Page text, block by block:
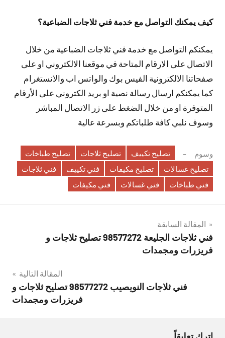
كيف يمكنك التواصل مع خدمة فني ثلاجات الضباعية؟
يمكنكم التواصل مع خدمة فني ثلاجات الضباعية من خلال
الاتصال على الارقام المتاحة في موقعنا الالكتروني او على
صفحاتنا الالكترونية الفيس بوك والواتس اب والانستغرام
كما يمكنكم ارسال رسالة نصية او بريد الكتروني على الأرقام
المتوفرة او من خلال الضغط على زر الاتصال المباشر
وسوف نلبي كافة طلباتكم وبسرعة عالية
وسوم تصليح تكييف تصليح ثلاجات
تصليح طباخات
تصليح غسالات
تصليح مكيفات فني تكييف
فني ثلاجات
فني طباخات
فني غسالات فني مكيفات
تصفّح
المقالات
المقالة السابقة
فني ثلاجات الجليعة 98577272 تصليح ثلاجات و
فريزرات ومجمدات
المقالة التالية
فني ثلاجات النويصيب 98577272 تصليح ثلاجات و
فريزرات ومجمدات